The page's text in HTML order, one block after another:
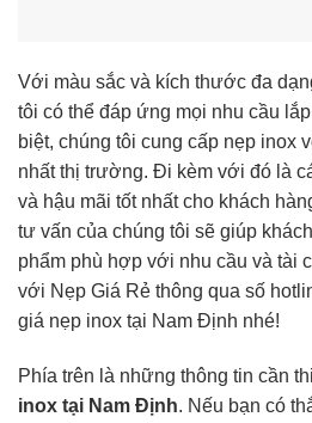
Với màu sắc và kích thước đa
tôi có thể đáp ứng mọi nhu cầu
biệt, chúng tôi cung cấp nẹp inox
nhất thị trường. Đi kèm với đó là
và hậu mãi tốt nhất cho khách
tư vấn của chúng tôi sẽ giúp
phẩm phù hợp với nhu cầu và tài
với Nẹp Giá Rẻ thông qua số
giá nẹp inox tại Nam Định nhé!
Phía trên là những thông tin cần
inox tại Nam Định. Nếu bạn có